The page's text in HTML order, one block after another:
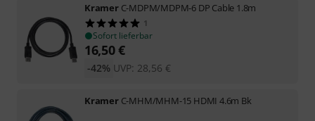
Kramer C-MDPM/MDPM-6 DP Cable 1.8m
1
Sofort lieferbar
16,50€
UVP: 28,56 €
-42%
Kramer C-MHM/MHM-15 HDMI 4.6m Bk